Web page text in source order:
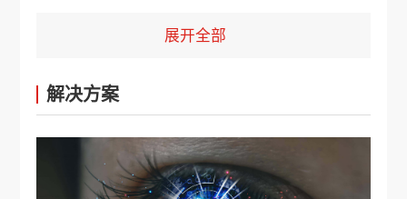
展开全部
解决方案